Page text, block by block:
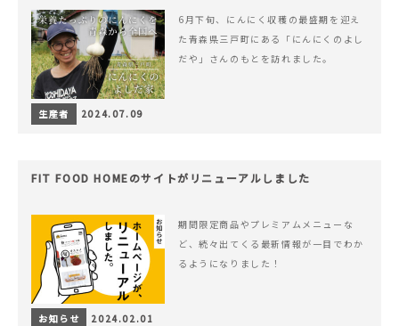
6月下旬、にんにく収穫の最盛期を迎え
た青森県三戸町にある「にんにくのよし
だや」さんのもとを訪れました。
生産者 2024.07.09
FIT FOOD HOMEのサイトがリニューアルしました
期間限定商品やプレミアムメニューな
ど、続々出てくる最新情報が一目でわか
るようになりました！
お知らせ 2024.02.01